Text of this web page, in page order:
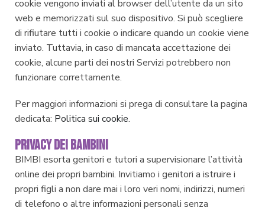
cookie vengono inviati al browser dell’utente da un sito
web e memorizzati sul suo dispositivo. Si può scegliere
di rifiutare tutti i cookie o indicare quando un cookie viene
inviato. Tuttavia, in caso di mancata accettazione dei
cookie, alcune parti dei nostri Servizi potrebbero non
funzionare correttamente.
Per maggiori informazioni si prega di consultare la pagina
dedicata: Politica sui cookie.
PRIVACY DEI BAMBINI
BIMBI esorta genitori e tutori a supervisionare l’attività
online dei propri bambini. Invitiamo i genitori a istruire i
propri figli a non dare mai i loro veri nomi, indirizzi, numeri
di telefono o altre informazioni personali senza